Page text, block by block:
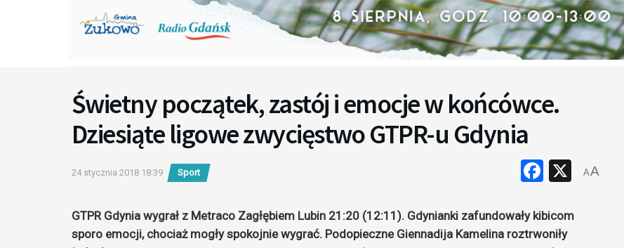
Świetny początek, zastój i emocje w końcówce.
Dziesiąte ligowe zwycięstwo GTPR-u Gdynia
24 stycznia 2018 18:39 Sport Facebook
X
AA
GTPR Gdynia wygrał z Metraco Zagłębiem Lubin 21:20 (12:11). Gdynianki zafundowały kibicom
sporo emocji, chociaż mogły spokojnie wygrać. Podopieczne Giennadija Kamelina roztrwoniły